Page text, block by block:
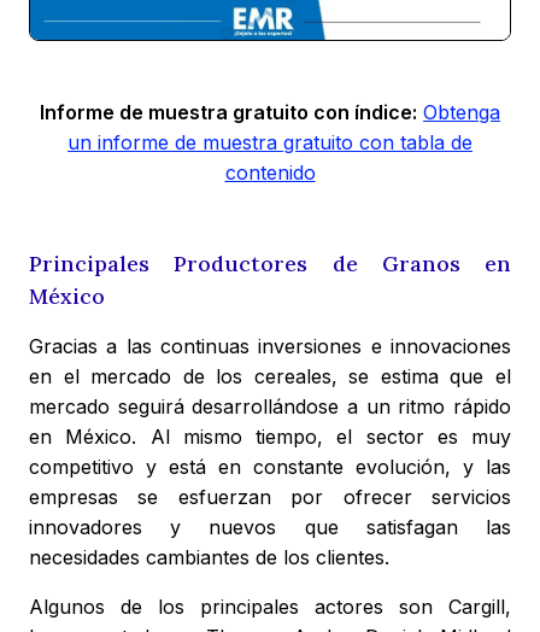
Informe de muestra gratuito con índice: Obtenga
un informe de muestra gratuito con tabla de
contenido
Principales Productores de Granos en
México
Gracias a las continuas inversiones e innovaciones
en el mercado de los cereales, se estima que el
mercado seguirá desarrollándose a un ritmo rápido
en México. Al mismo tiempo, el sector es muy
competitivo y está en constante evolución, y las
empresas se esfuerzan por ofrecer servicios
innovadores y nuevos que satisfagan las
necesidades cambiantes de los clientes.
Algunos de los principales actores son Cargill,